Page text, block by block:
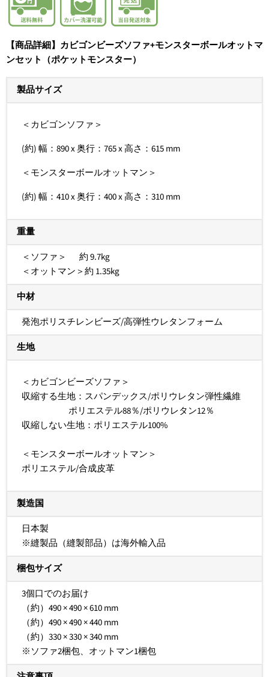
【商品詳細】カビゴンビーズソファ+モンスターボールオットマ
ンセット（ポケットモンスター）
製品サイズ
＜カビゴンソファ＞
(約) 幅：890 x 奥行：765 x 高さ：615 mm
＜モンスターボールオットマン＞
(約) 幅：410 x 奥行：400 x 高さ：310 mm
重量
＜ソファ＞ 約 9.7kg
＜オットマン＞約 1.35kg
中材
発泡ポリスチレンビーズ/高弾性ウレタンフォーム
生地
＜カビゴンビーズソファ＞
収縮する生地：スパンデックス/ポリウレタン弾性繊維
ポリエステル88％/ポリウレタン12％
収縮しない生地：ポリエステル100%
＜モンスターボールオットマン＞
ポリエステル/合成皮革
製造国
日本製
※縫製品（縫製部品）は海外輸入品
梱包サイズ
3個口でのお届け
（約）490 × 490 × 610 mm
（約）490× 490 × 440mm
（約）330 × 330 × 340 mm
※ソファ2梱包、オットマン1梱包